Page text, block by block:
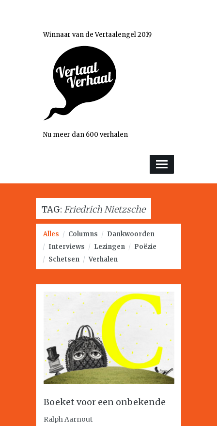
Winnaar van de Vertaalengel 2019
Nu meer dan 600 verhalen
TAG: Friedrich Nietzsche
Alles / Columns / Dankwoorden
/ Interviews / Lezingen / Poëzie
/ Schetsen / Verhalen
Boeket voor een onbekende
Ralph Aarnout